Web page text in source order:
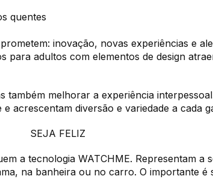
quentes
inovação, novas experiências e
adultos com elementos de design
melhorar a experiência
acrescentam diversão e variedade a cada
SEJA FELIZ
a tecnologia WATCHME. Representam a
na banheira ou no carro. O importante